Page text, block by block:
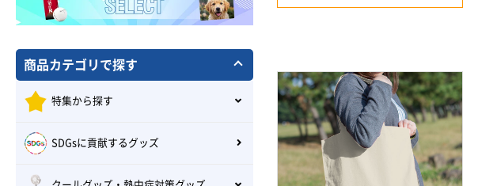
商品カテゴリで探す
特集から探す
SDGsに貢献するグッズ